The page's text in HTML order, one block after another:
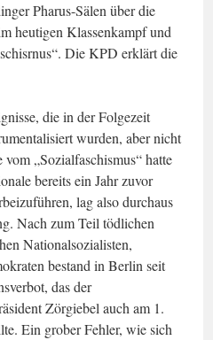
Pharus-Sälen über die
heutigen Klassenkampf und
Die KPD erklärt die
die in der Folgezeit
wurden, aber nicht
„Sozialfaschismus“ hatte
bereits ein Jahr zuvor
lag also durchaus
Nach zum Teil tödlichen
Nationalsozialisten,
bestand in Berlin seit
das der
Zörgiebel auch am 1.
Ein grober Fehler, wie sich